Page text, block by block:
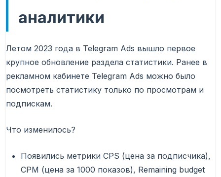
аналитики
Летом 2023 года в Telegram Ads вышло первое
крупное обновление раздела статистики. Ранее в
рекламном кабинете Telegram Ads можно было
посмотреть статистику только по просмотрам и
подпискам.
Что изменилось?
Появились метрики CPS (цена за подписчика),
CPM (цена за 1000 показов), Remaining budget